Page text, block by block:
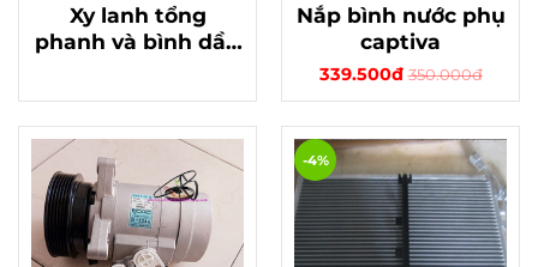
Xy lanh tổng
phanh và bình dầu
Nắp bình nước phụ
captiva
339.500đ 350.000đ
-4%